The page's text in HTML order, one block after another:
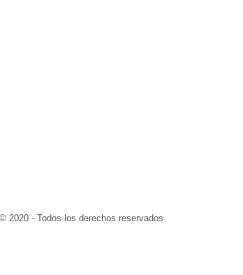
2020 - Todos los derechos reservados